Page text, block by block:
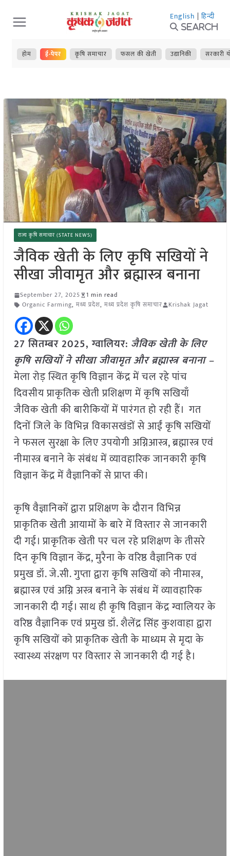
Skip
to
content
English | हिन्दी
Search
होम ई-पेपर कृषि समाचार फसल की खेती उद्यानिकी सरकारी
राज्य कृषि समाचार (STATE NEWS)
जैविक खेती के लिए कृषि सखियों ने
सीखा जीवामृत और ब्रह्मास्त्र बनाना
September 27, 2025
1 min read
Organic Farming, मध्य प्रदेश, मध्य प्रदेश कृषि समाचार Krishak Jagat
27 सितम्बर 2025,ग्वालियर: जैविक खेती के लिए
कृषि सखियों ने सीखा जीवामृत और ब्रह्मास्त्र बनाना –
मेला रोड़ स्थित कृषि विज्ञान केंद्र में चल रहे पांच
दिवसीय प्राकृतिक खेती प्रशिक्षण में कृषि सखियाँ
जैविक खेती की बारीकियों में पारंगत हो रही हैं। गत
दिनों जिले के विभिन्न विकासखंडों से आईं कृषि सखियों
ने फसल सुरक्षा के लिए उपयोगी अग्निआस्त्र, ब्रह्मास्त्र एवं
नीमास्त्र बनाने के संबंध में व्यावहारिक जानकारी कृषि
विज्ञान केंद्र में वैज्ञानिकों से प्राप्त की।
कृषि वैज्ञानिकों द्वारा प्रशिक्षण के दौरान विभिन्न
प्राकृतिक खेती आयामों के बारे में विस्तार से जानकारी
दी गई। प्राकृतिक खेती पर चल रहे प्रशिक्षण के तीसरे
दिन कृषि विज्ञान केंद्र, मुरैना के वरिष्ठ वैज्ञानिक एवं
प्रमुख डॉ. जे.सी. गुप्ता द्वारा कृषि सखियों को नीमास्त्र,
ब्रह्मास्त्र एवं अग्नि अस्त्र बनाने के संबंध में व्यावहारिक
जानकारी दी गई। साथ ही कृषि विज्ञान केंद्र ग्वालियर के
वरिष्ठ वैज्ञानिक एवं प्रमुख डॉ. शैलेंद्र सिंह कुशवाहा द्वारा
कृषि सखियों को प्राकृतिक खेती के माध्यम से मृदा के
स्वास्थ्य संरक्षण पर विस्तार से जानकारी दी गई है।